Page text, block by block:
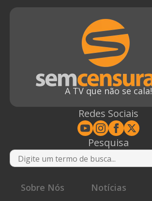
A TV que não se cala!
Redes Sociais
Pesquisa
Sobre Nós
Notícias